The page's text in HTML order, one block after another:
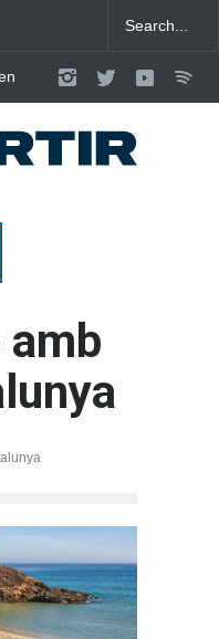
Laura West imposa el
criteri al ritme del
pop de “m’enxules”